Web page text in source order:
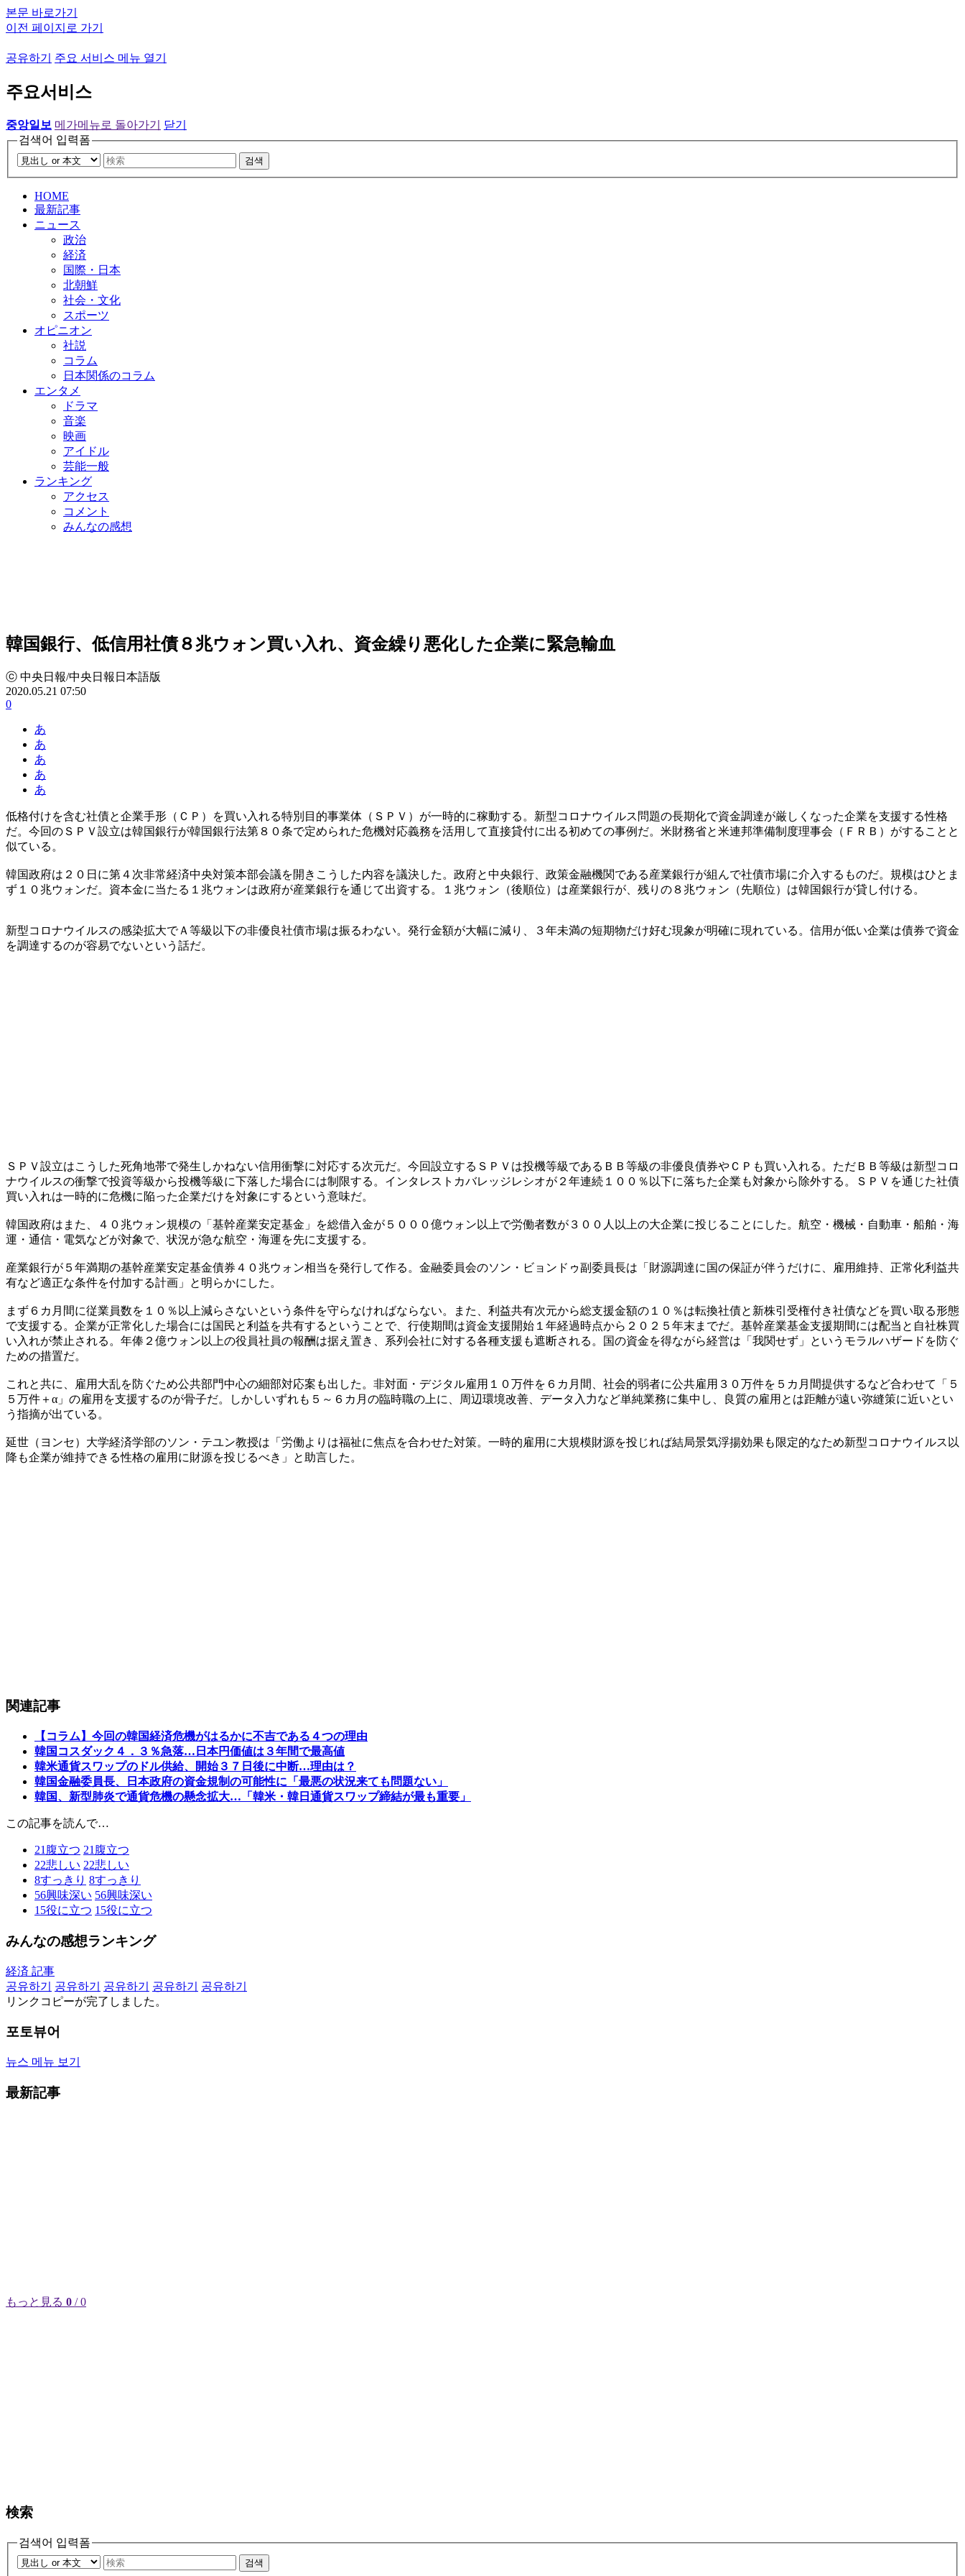
본문 바로가기
이전 페이지로 가기
공유하기 주요 서비스 메뉴 열기
주요서비스
중앙일보 메가메뉴로 돌아가기
닫기
검색어 입력폼
검색
HOME
最新記事
ニュース
政治
経済
国際・日本
北朝鮮
社会・文化
スポーツ
オピニオン
社説
コラム
日本関係のコラム
エンタメ
ドラマ
音楽
映画
アイドル
芸能一般
ランキング
アクセス
コメント
みんなの感想
韓国銀行、低信用社債８兆ウォン買い入れ、資金繰り悪化した企業に緊急輸血
ⓒ 中央日報/中央日報日本語版
2020.05.21 07:50
0
あ
あ
あ
あ
あ
低格付けを含む社債と企業手形（ＣＰ）を買い入れる特別目的事業体（ＳＰＶ）が一時的に稼動する。新型コロナウイルス問題の長期化で資金調達が厳しくなった企業を支援する性格
だ。今回のＳＰＶ設立は韓国銀行が韓国銀行法第８０条で定められた危機対応義務を活用して直接貸付に出る初めての事例だ。米財務省と米連邦準備制度理事会（ＦＲＢ）がすることと
似ている。
韓国政府は２０日に第４次非常経済中央対策本部会議を開きこうした内容を議決した。政府と中央銀行、政策金融機関である産業銀行が組んで社債市場に介入するものだ。規模はひとま
ず１０兆ウォンだ。資本金に当たる１兆ウォンは政府が産業銀行を通じて出資する。１兆ウォン（後順位）は産業銀行が、残りの８兆ウォン（先順位）は韓国銀行が貸し付ける。
新型コロナウイルスの感染拡大でＡ等級以下の非優良社債市場は振るわない。発行金額が大幅に減り、３年未満の短期物だけ好む現象が明確に現れている。信用が低い企業は債券で資金
を調達するのが容易でないという話だ。
ＳＰＶ設立はこうした死角地帯で発生しかねない信用衝撃に対応する次元だ。今回設立するＳＰＶは投機等級であるＢＢ等級の非優良債券やＣＰも買い入れる。ただＢＢ等級は新型コロ
ナウイルスの衝撃で投資等級から投機等級に下落した場合には制限する。インタレストカバレッジレシオが２年連続１００％以下に落ちた企業も対象から除外する。ＳＰＶを通じた社債
買い入れは一時的に危機に陥った企業だけを対象にするという意味だ。
韓国政府はまた、４０兆ウォン規模の「基幹産業安定基金」を総借入金が５０００億ウォン以上で労働者数が３００人以上の大企業に投じることにした。航空・機械・自動車・船舶・海
運・通信・電気などが対象で、状況が急な航空・海運を先に支援する。
産業銀行が５年満期の基幹産業安定基金債券４０兆ウォン相当を発行して作る。金融委員会のソン・ビョンドゥ副委員長は「財源調達に国の保証が伴うだけに、雇用維持、正常化利益共
有など適正な条件を付加する計画」と明らかにした。
まず６カ月間に従業員数を１０％以上減らさないという条件を守らなければならない。また、利益共有次元から総支援金額の１０％は転換社債と新株引受権付き社債などを買い取る形態
で支援する。企業が正常化した場合には国民と利益を共有するということで、行使期間は資金支援開始１年経過時点から２０２５年末までだ。基幹産業基金支援期間には配当と自社株買
い入れが禁止される。年俸２億ウォン以上の役員社員の報酬は据え置き、系列会社に対する各種支援も遮断される。国の資金を得ながら経営は「我関せず」というモラルハザードを防ぐ
ための措置だ。
これと共に、雇用大乱を防ぐため公共部門中心の細部対応案も出した。非対面・デジタル雇用１０万件を６カ月間、社会的弱者に公共雇用３０万件を５カ月間提供するなど合わせて「５
５万件＋α」の雇用を支援するのが骨子だ。しかしいずれも５～６カ月の臨時職の上に、周辺環境改善、データ入力など単純業務に集中し、良質の雇用とは距離が遠い弥縫策に近いとい
う指摘が出ている。
延世（ヨンセ）大学経済学部のソン・テユン教授は「労働よりは福祉に焦点を合わせた対策。一時的雇用に大規模財源を投じれば結局景気浮揚効果も限定的なため新型コロナウイルス以
降も企業が維持できる性格の雇用に財源を投じるべき」と助言した。
関連記事
【コラム】今回の韓国経済危機がはるかに不吉である４つの理由
韓国コスダック４．３％急落…日本円価値は３年間で最高値
韓米通貨スワップのドル供給、開始３７日後に中断…理由は？
韓国金融委員長、日本政府の資金規制の可能性に「最悪の状況来ても問題ない」
韓国、新型肺炎で通貨危機の懸念拡大…「韓米・韓日通貨スワップ締結が最も重要」
この記事を読んで…
21 腹立つ 21 腹立つ
22悲しい 22悲しい
8すっきり 8すっきり
56興味深い 56興味深い
15役に立つ 15役に立つ
みんなの感想ランキング
経済 記事
공유하기
공유하기 공유하기 공유하기
공유하기
リンクコピーが完了しました。
포토뷰어
뉴스 메뉴 보기
最新記事
もっと見る 0 / 0
検索
검색어 입력폼
검색